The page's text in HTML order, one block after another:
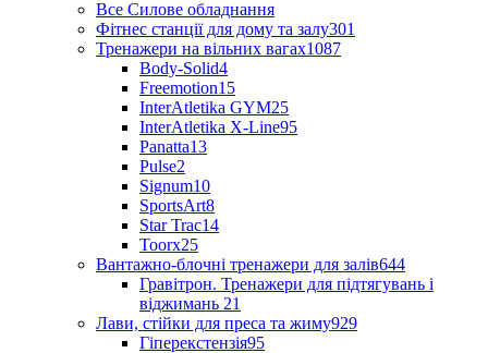
Все Силове обладнання
Фітнес станції для дому та залу301
Тренажери на вільних вагах1087
Body-Solid4
Freemotion15
InterAtletika GYM25
InterAtletika X-Line95
Panatta13
Pulse2
Signum10
SportsArt8
Star Trac14
Toorx25
Вантажно-блочні тренажери для залів644
Гравітрон. Тренажери для підтягувань і
віджимань 21
Лави, стійки для преса та жиму929
Гіперекстензія95